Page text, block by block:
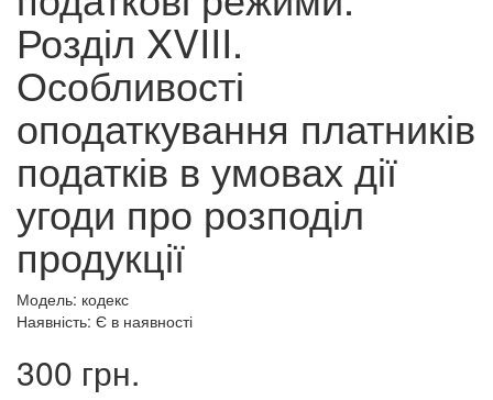
Розділ XVIII.
Особливості
оподаткування платників
податків в умовах дії
угоди про розподіл
продукції
Модель: кодекс
Наявність: Є в наявності
300 грн.